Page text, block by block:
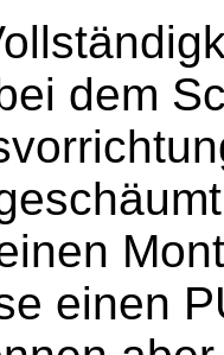
dem
einen